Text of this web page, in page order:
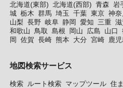
北海道(東部) 北海道(西部) 青森 岩
城 栃木 群馬 埼玉 千葉 東京 神奈
山梨 長野 岐阜 静岡 愛知 三重
和歌山 鳥取 島根 岡山 広島 山口
岡
佐賀 長崎 熊本 大分 宮崎 鹿
地図検索サービス
検索 ルート検索 マップツール 住